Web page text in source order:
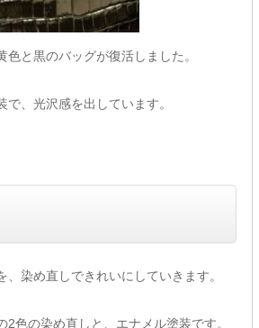
と黒のバッグが復活しました。
、光沢感を出しています。
染め直しできれいにしていきます。
色の染め直しと、エナメル塗装です。